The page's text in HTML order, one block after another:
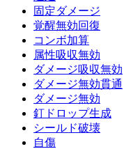
固定ダメージ
覚醒無効回復
コンボ加算
属性吸収無効
ダメージ吸収無効
ダメージ無効貫通
ダメージ無効
釘ドロップ生成
シールド破壊
自傷